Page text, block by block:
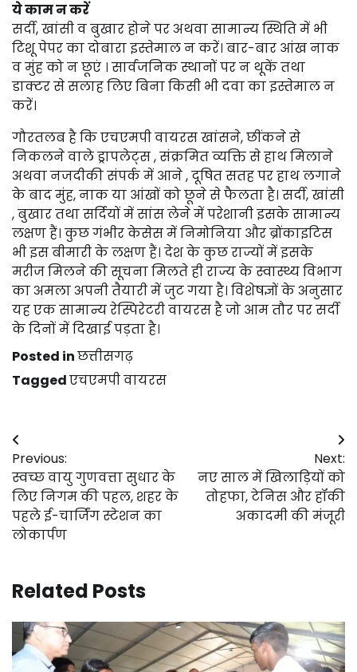
ये काम न करें
सर्दी, खांसी व बुखार होने पर अथवा सामान्य स्थिति में भी
टिशू पेपर का दोबारा इस्तेमाल न करें। बार-बार आंख नाक
व मुंह को न छूएं । सार्वजनिक स्थानों पर न थूकें तथा
डाक्टर से सलाह लिए बिना किसी भी दवा का इस्तेमाल न
करें।
गौरतलब है कि एचएमपी वायरस खांसने, छींकने से
निकलने वाले ड्रापलेट्स , संक्रमित व्यक्ति से हाथ मिलाने
अथवा नजदीकी संपर्क में आने , दूषित सतह पर हाथ लगाने
के बाद मुंह, नाक या आंखों को छूने से फैलता है। सर्दी, खांसी
, बुखार तथा सर्दियों में सांस लेने में परेशानी इसके सामान्य
लक्षण हैं। कुछ गंभीर केसेस में निमोनिया और ब्रोंकाइटिस
भी इस बीमारी के लक्षण हैं। देश के कुछ राज्यों में इसके
मरीज मिलने की सूचना मिलते ही राज्य के स्वास्थ्य विभाग
का अमला अपनी तैयारी में जुट गया है। विशेषज्ञों के अनुसार
यह एक सामान्य रेस्पिरेटरी वायरस है जो आम तौर पर सर्दी
के दिनों में दिखाई पड़ता है।
Posted inछत्तीसगढ़
Taggedएचएमपी वायरस
Post
navigation
Previous:
स्वच्छ वायु गुणवत्ता सुधार के
लिए निगम की पहल, शहर के
पहले ई-चार्जिंग स्टेशन का
लोकार्पण
Next:
नए साल में खिलाड़ियों को
तोहफा, टेनिस और हॉकी
अकादमी की मंजूरी
Related Posts